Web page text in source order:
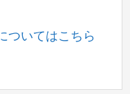
ついてはこちら